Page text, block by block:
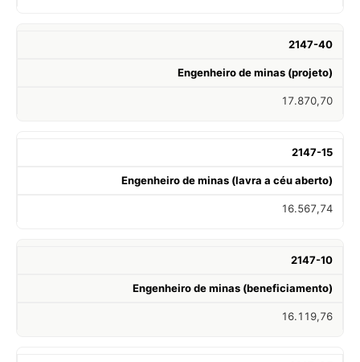
2147-40
Engenheiro de minas (projeto)
17.870,70
2147-15
Engenheiro de minas (lavra a céu aberto)
16.567,74
2147-10
Engenheiro de minas (beneficiamento)
16.119,76